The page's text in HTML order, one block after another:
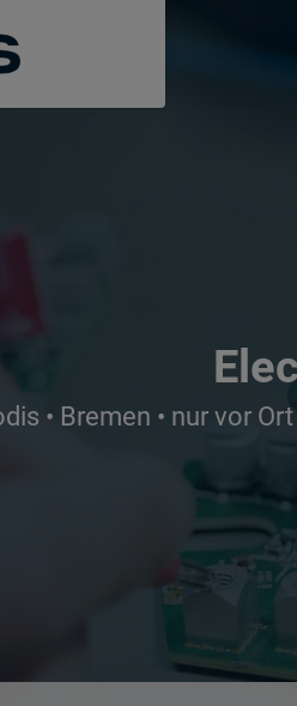
• Bremen • nur vor